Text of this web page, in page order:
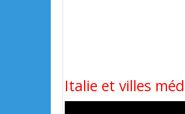
Italie et villes